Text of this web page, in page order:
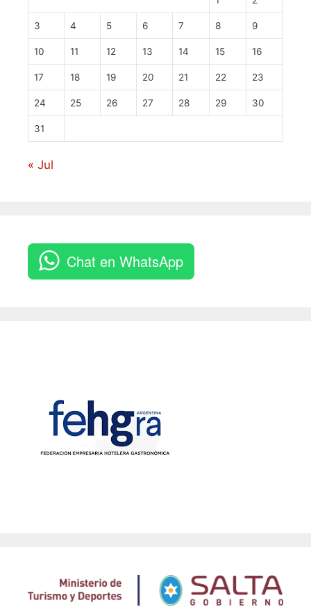
3 4 5 6 7 8 9
10 11 12 13 14 15 16
17 18 19 20 21 22 23
24 25 26 27 28 29 30
31
« Jul
Chat en WhatsApp